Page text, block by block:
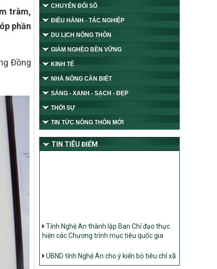
tràm,
phần
Đồng
CHUYỂN ĐỔI SỐ
ĐIỀU HÀNH - TÁC NGHIỆP
DU LỊCH NÔNG THÔN
GIẢM NGHÈO BỀN VỮNG
KINH TẾ
NHÀ NÔNG CẦN BIẾT
SÁNG - XANH - SẠCH - ĐẸP
THỜI SỰ
TIN TỨC NÔNG THÔN MỚI
TIN TIÊU ĐIỂM
hiện các Chương trình mục tiêu quốc gia
UBND tỉnh Nghệ An cho ý kiến bộ tiêu chí xã
Nông thôn mới
Ban Thường vụ Tỉnh ủy Nghệ An ban hành